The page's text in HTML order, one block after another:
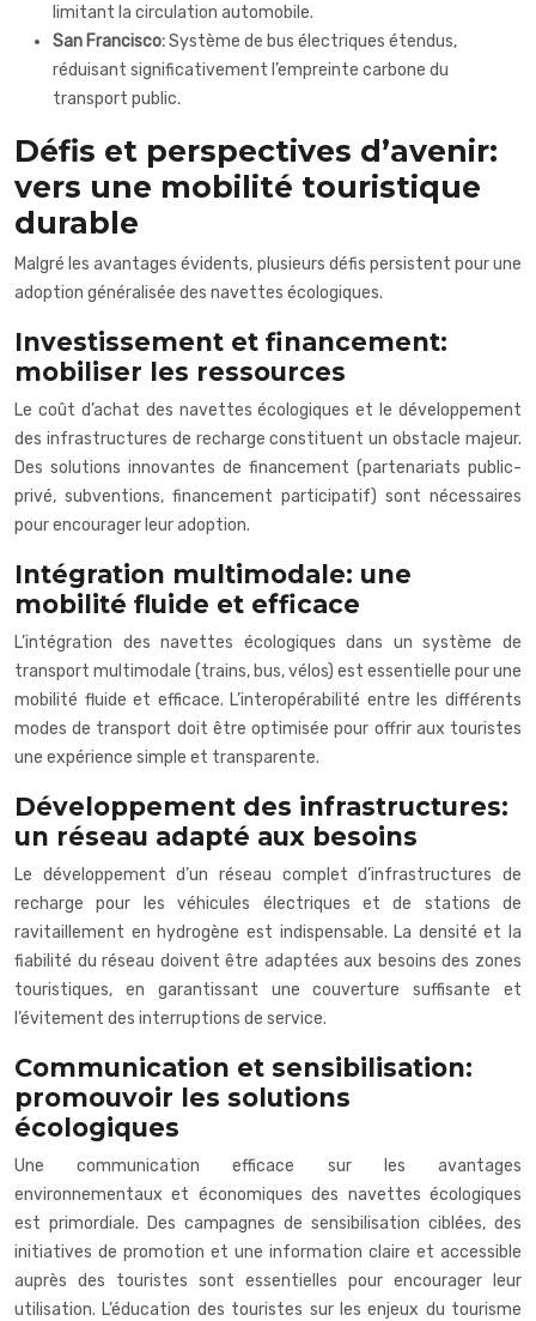
limitant la circulation automobile.
San Francisco:Système de bus électriques étendus,
réduisant significativement l’empreinte carbone du
transport public.
Défis et perspectives d’avenir:
vers une mobilité touristique
durable
Malgré les avantages évidents, plusieurs défis persistent pour une
adoption généralisée des navettes écologiques.
Investissement et financement:
mobiliser les ressources
Le coût d’achat des navettes écologiques et le développement
des infrastructures de recharge constituent un obstacle majeur.
Des solutions innovantes de financement (partenariats public-
privé, subventions, financement participatif) sont nécessaires
pour encourager leur adoption.
Intégration multimodale: une
mobilité fluide et efficace
L’intégration des navettes écologiques dans un système de
transport multimodale (trains, bus, vélos) est essentielle pour une
mobilité fluide et efficace. L’interopérabilité entre les différents
modes de transport doit être optimisée pour offrir aux touristes
une expérience simple et transparente.
Développement des infrastructures:
un réseau adapté aux besoins
Le développement d’un réseau complet d’infrastructures de
recharge pour les véhicules électriques et de stations de
ravitaillement en hydrogène est indispensable. La densité et la
fiabilité du réseau doivent être adaptées aux besoins des zones
touristiques, en garantissant une couverture suffisante et
l’évitement des interruptions de service.
Communication et sensibilisation:
promouvoir les solutions
écologiques
Une communication efficace sur les avantages
environnementaux et économiques des navettes écologiques
est primordiale. Des campagnes de sensibilisation ciblées, des
initiatives de promotion et une information claire et accessible
auprès des touristes sont essentielles pour encourager leur
utilisation. L’éducation des touristes sur les enjeux du tourisme